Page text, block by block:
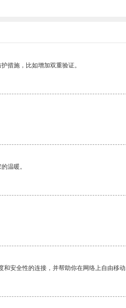
措施，比如增加双重验证。
温暖。
安全性的连接，并帮助你在网络上自由移动